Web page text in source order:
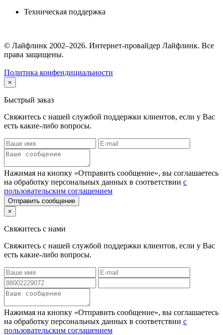
Техническая поддержка
© Лайфлинк 2002–2026. Интернет-провайдер Лайфлинк. Все
права защищены.
Политика конфендициальности
×
Быстрый заказ
Свяжитесь с нашей службой поддержки клиентов, если у Вас
есть какие-либо вопросы.
Нажимая на кнопку «Отправить сообщение», вы соглашаетесь
на обработку персональных данных в соответствии с
пользовательским соглашением
Отправить сообщение
×
Свяжитесь с нами
Свяжитесь с нашей службой поддержки клиентов, если у Вас
есть какие-либо вопросы.
Нажимая на кнопку «Отправить сообщение», вы соглашаетесь
на обработку персональных данных в соответствии с
пользовательским соглашением